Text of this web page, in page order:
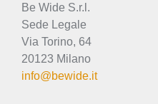
Be Wide S.r.l.
Sede Legale
Via Torino, 64
20123 Milano
info@bewide.it